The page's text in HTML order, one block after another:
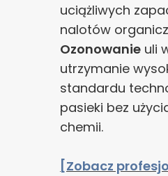
uciążliwych
nalotów
Ozonowanie uli
utrzymanie
standardu
pasieki bez
chemii.
[Zobacz